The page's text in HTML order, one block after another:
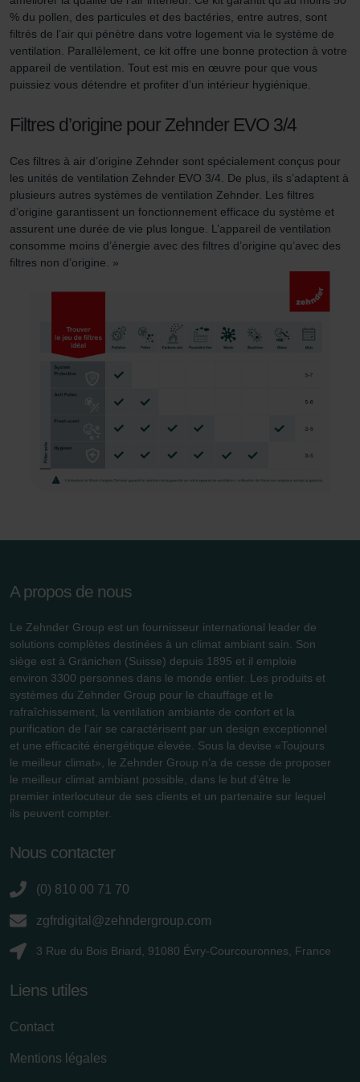
des cookies au sein du navigateur Web utilisé, il se peut
que les fonctionnalités de notre site Web ne soient plus
disponibles dans leur intégralité.
Pour plus de détails, nous vous invitons à prendre
Datenschutzerklärung der Zehnder Group
Zehnder Group AG: Data Privacy
Zehnder Group België nv/sa: Déclarations de confidentialité
Zehnder Group Czech Republic s.r.o.: Zásady ochrany
osobních údajů
Zehnder Group France: Protection des données
Zehnder Group Ibérica SAU: Política de privacidad
Zehnder Group Italia S.r.l.: Privacy
Zehnder Group İç Mekan İklimlendirme Sanayi ve Ticaret
Limitet Şirketi: Web Sitesi Çerezleri
Zehnder Group Nederland bv: Privacyverklaringen
Zehnder Group Sales International: Privacy Policy
Zehnder Group Schweiz AG: Datenschutz
Zehnder Polska Sp. z o.o.: Oświadczenie o ochronie
Zehnder Group UK Limited: Privacy Policy
% du pollen, des particules et des bactéries, entre autres, sont
filtrés de l’air qui pénètre dans votre logement via le système de
ventilation. Parallèlement, ce kit offre une bonne protection à votre
appareil de ventilation. Tout est mis en œuvre pour que vous
puissiez vous détendre et profiter d’un intérieur hygiénique.
Filtres d’origine pour Zehnder EVO 3/4
Ces filtres à air d’origine Zehnder sont spécialement conçus pour
les unités de ventilation Zehnder EVO 3/4. De plus, ils s’adaptent à
plusieurs autres systèmes de ventilation Zehnder. Les filtres
d’origine garantissent un fonctionnement efficace du système et
assurent une durée de vie plus longue. L’appareil de ventilation
consomme moins d’énergie avec des filtres d’origine qu’avec des
filtres non d’origine. »
A propos de nous
Le Zehnder Group est un fournisseur international leader de
solutions complètes destinées à un climat ambiant sain. Son
siège est à Gränichen (Suisse) depuis 1895 et il emploie
environ 3300 personnes dans le monde entier. Les produits et
systèmes du Zehnder Group pour le chauffage et le
rafraîchissement, la ventilation ambiante de confort et la
purification de l’air se caractérisent par un design exceptionnel
et une efficacité énergétique élevée. Sous la devise «Toujours
le meilleur climat», le Zehnder Group n’a de cesse de proposer
le meilleur climat ambiant possible, dans le but d’être le
premier interlocuteur de ses clients et un partenaire sur lequel
ils peuvent compter.
Nous contacter
(0) 810 00 71 70
zgfrdigital@zehndergroup.com
3 Rue du Bois Briard, 91080 Évry-Courcouronnes, France
Liens utiles
Contact
Mentions légales